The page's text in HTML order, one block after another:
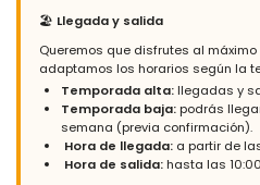
Parejas jóvenes - Abril 2023 - España :
Hemos estado super agusto en
particularmente lo que es la
apartamento perfecto. Gracias.
- 6,1
🏖️ Llegada y salida
Queremos que disfrutes al
adaptamos los horarios según la
Temporada alta:llegadas y
Temporada baja:podrás
semana (previa confirmación).
Hora de llegada: a partir de
Hora de salida:hasta las